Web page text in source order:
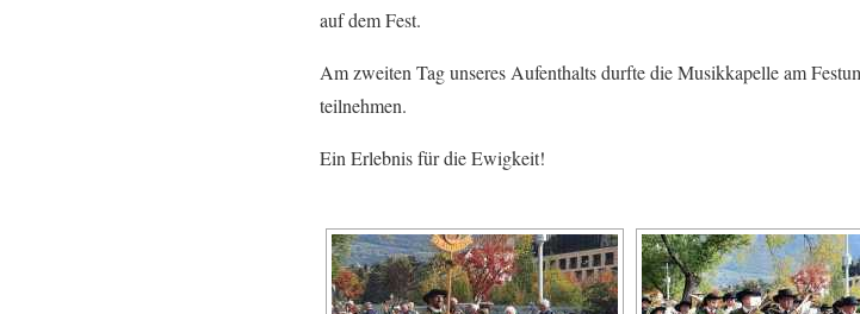
auf dem Fest.
Am zweiten Tag unseres Aufenthalts durfte die Musikkapelle am
teilnehmen.
Ein Erlebnis für die Ewigkeit!